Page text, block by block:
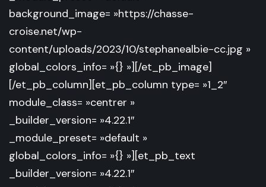
background_image= »https://chasse-
croise.net/wp-
content/uploads/2023/10/stephanealbie-cc.jpg »
global_colors_info= »{} »][/et_pb_image]
[/et_pb_column][et_pb_column type= »1_2″
module_class= »centrer »
_builder_version= »4.22.1″
_module_preset= »default »
global_colors_info= »{} »][et_pb_text
_builder_version= »4.22.1″